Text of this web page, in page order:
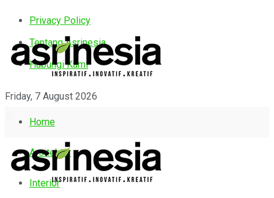
Privacy Policy
Tentang Asrinesia
Hubungi Kami
Friday, 7 August 2026
Home
Arsitektur
Interior